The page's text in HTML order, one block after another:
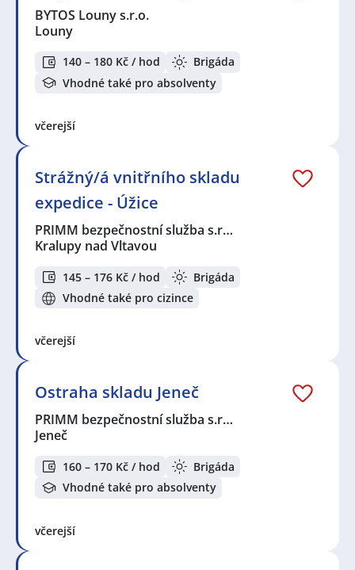
BYTOS Louny s.r.o.
Louny
140 – 180 Kč / hod
Brigáda
Vhodné také pro absolventy
včerejší
Strážný/á vnitřního skladu
expedice - Úžice
PRIMM bezpečnostní služba s.r…
Kralupy nad Vltavou
145 – 176 Kč / hod
Brigáda
Vhodné také pro cizince
včerejší
Ostraha skladu Jeneč
PRIMM bezpečnostní služba s.r…
Jeneč
160 – 170 Kč / hod
Brigáda
Vhodné také pro absolventy
včerejší